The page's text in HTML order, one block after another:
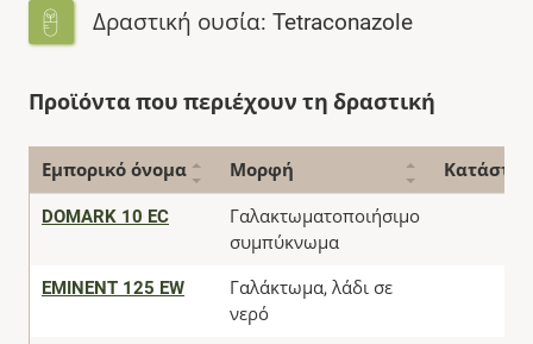
Δραστική ουσία: Tetraconazole
Προϊόντα που περιέχουν τη δραστική
Εμπορικό όνομα Μορφή
DOMARK 10 EC
Γαλακτωματοποιήσιμο
συμπύκνωμα
EMINENT 125 EW
Γαλάκτωμα, λάδι σε
νερό